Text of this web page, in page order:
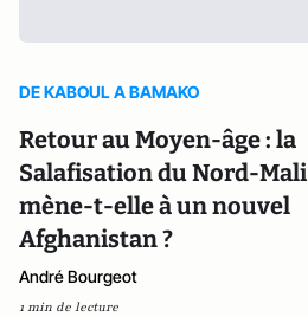
DE KABOUL A BAMAKO
Retour au Moyen-âge : la
Salafisation du Nord-Mali
mène-t-elle à un nouvel
Afghanistan ?
André Bourgeot
1 min de lecture